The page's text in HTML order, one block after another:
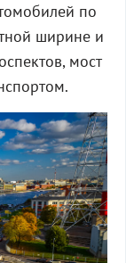
по
ширине и
мост